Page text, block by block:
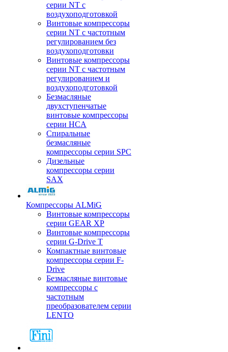
серии NT c
воздухоподготовкой
Винтовые компрессоры
серии NT с частотным
регулированием без
воздухоподготовки
Винтовые компрессоры
серии NT с частотным
регулированием и
воздухоподготовкой
Безмасляные
двухступенчатые
винтовые компрессоры
серии HCA
Спиральные
безмасляные
компрессоры серии SPC
Дизельные
компрессоры серии
SAX
Компрессоры ALMiG
Винтовые компрессоры
серии GEAR XP
Винтовые компрессоры
серии G-Drive T
Компактные винтовые
компрессоры серии F-
Drive
Безмасляные винтовые
компрессоры с
частотным
преобразователем серии
LENTO